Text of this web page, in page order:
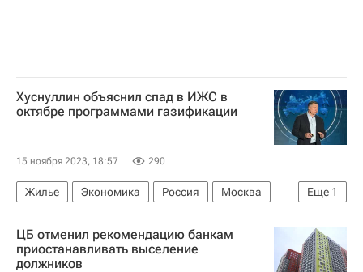
Хуснуллин объяснил спад в ИЖС в
октябре программами газификации
15 ноября 2023, 18:57 290
Еще 1
Жилье Экономика Россия
Москва
Марат Хуснуллин
ЦБ отменил рекомендацию банкам
приостанавливать выселение
должников